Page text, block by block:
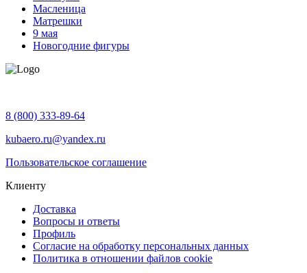
Масленица
Матрешки
9 мая
Новогодние фигуры
8 (800) 333-89-64
kubaero.ru@yandex.ru
Пользовательское соглашение
Клиенту
Доставка
Вопросы и ответы
Профиль
Согласие на обработку персональных данных
Политика в отношении файлов cookie